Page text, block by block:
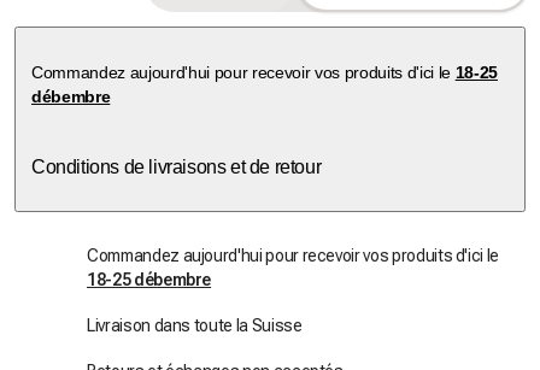
Commandez aujourd'hui pour recevoir vos produits d'ici le 18-25
débembre
Conditions de livraisons et de retour
Commandez aujourd'hui pour recevoir vos produits d'ici le
18-25 débembre
Livraison dans toute la Suisse